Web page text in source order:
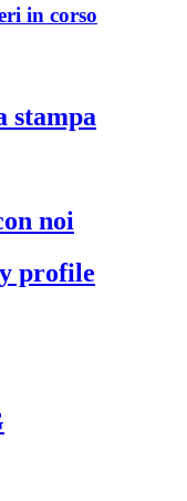
in corso
stampa
noi
profile